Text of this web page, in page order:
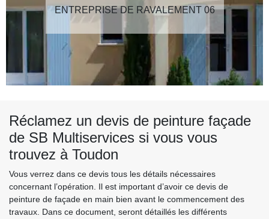
ENTREPRISE DE RAVALEMENT 06
Réclamez un devis de peinture façade
de SB Multiservices si vous vous
trouvez à Toudon
Vous verrez dans ce devis tous les détails nécessaires
concernant l’opération. Il est important d’avoir ce devis de
peinture de façade en main bien avant le commencement des
travaux. Dans ce document, seront détaillés les différents